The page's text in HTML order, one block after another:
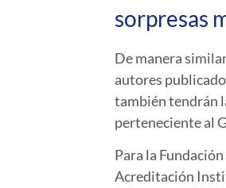
sorpresas
De manera
autores
también tendrán
perteneciente al
Para la
Acreditación